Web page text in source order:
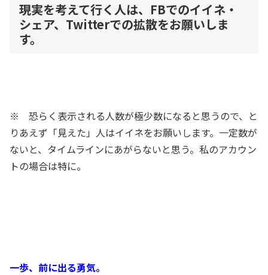
現実を考えて行く人は、FBでのイイネ・
シェア、Twitterでの拡散をお願いしま
す。
※ 恐らく表示される人数が極少数になると思うので、と
りあえず「見えた」人はイイネをお願いします。一定数が
ないと、タイムラインにあがらないと思う。私のアカウン
トの場合は特に。
一歩、前に出る勇気。